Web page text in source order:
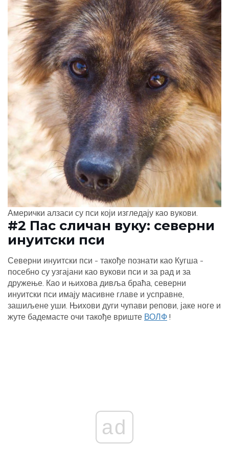
Амерички алзаси су пси који изгледају као вукови.
#2 Пас сличан вуку: северни
инуитски пси
Северни инуитски пси - такође познати као Кугша -
посебно су узгајани као вукови пси и за рад и за
дружење. Као и њихова дивља браћа, северни
инуитски пси имају масивне главе и усправне,
зашиљене уши. Њихови дуги чупави репови, јаке ноге и
жуте бадемасте очи такође вриште ВОЛФ !
ad